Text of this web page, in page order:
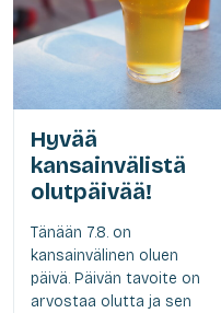
Hyvää
kansainvälistä
olutpäivää!
Tänään 7.8. on
kansainvälinen oluen
päivä. Päivän tavoite on
arvostaa olutta ja sen